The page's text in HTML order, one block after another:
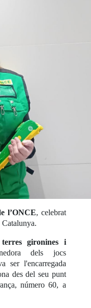
l’ONCE, celebrat
gironines i
dels jocs
ser l'encarregada
des del seu punt
número 60, a